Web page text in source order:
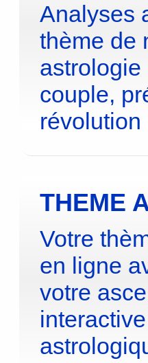
Analyses
thème de
couple,
THEME
Votre
en ligne
votre